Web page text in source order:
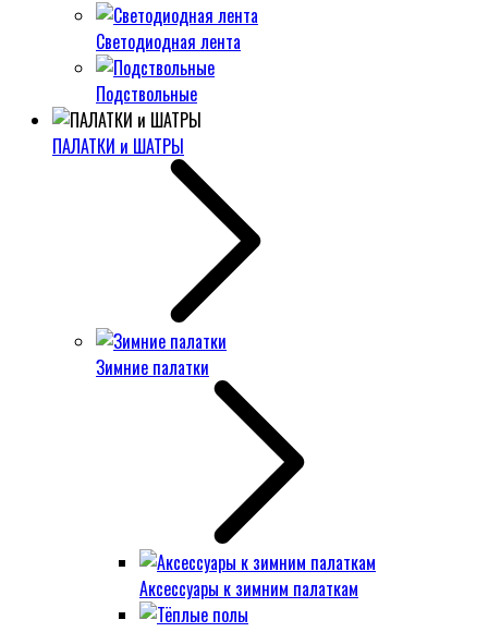
Светодиодная лента
Подствольные
ПАЛАТКИ и ШАТРЫ
Зимние палатки
Аксессуары к зимним палаткам